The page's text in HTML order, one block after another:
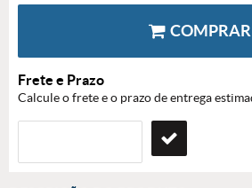
COMPRAR
Frete e Prazo
Calcule o frete e o prazo de entrega